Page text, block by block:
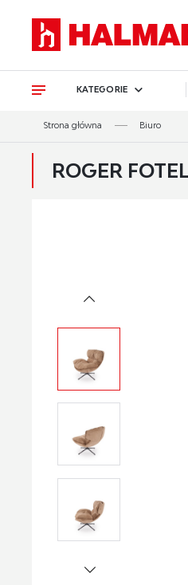
KATEGORIE
Strona główna Biuro
ROGER